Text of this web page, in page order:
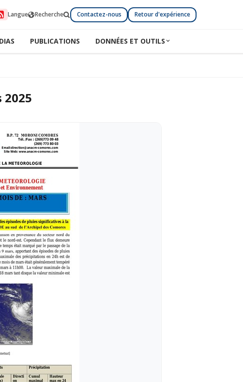
Langue Recherche Contactez-nous Retour d'expérience
PUBLICATIONS DONNÉES ET OUTILS